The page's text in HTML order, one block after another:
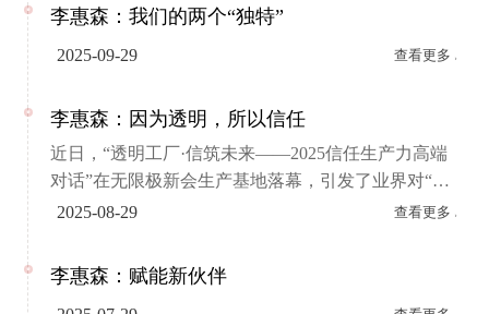
李惠森：我们的两个“独特”
2025-09-29 查看更多
李惠森：因为透明，所以信任
近日，“透明工厂·信筑未来——2025信任生产力高端
对话”在无限极新会生产基地落幕，引发了业界对“透
明”、“信任”等话题的广泛关注。借此，我也想分享
应人与人之间的那份信任期待。 透明，意味着公开、
坦诚、不掩饰，是建立和巩固信任的重要前提。在人
2025-08-29 查看更多
李惠森：赋能新伙伴